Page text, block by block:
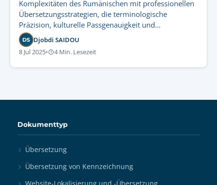
Komplexitäten des Rumänischen mit professionellen
Übersetzungsstrategien, die terminologische
Präzision, kulturelle Passgenauigkeit und
regulatorische Konformität garantieren.
DS Djobdi SAIDOU
8 Jul 2025• 4 Min. Lesezeit
Dokumenttyp
Übersetzung
Übersetzung von Kennzeichnung